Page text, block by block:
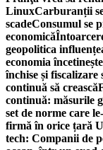
LinuxCarburanții
scadeConsumul se
economică
geopolitica
economia încetinește
închise și fiscalizare
continuă să crească
continuă: măsurile
set de norme care
firmă în orice țară
tech: Companii de